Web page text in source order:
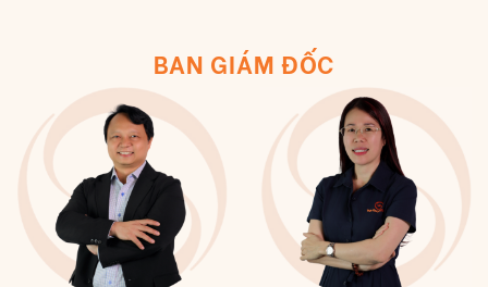
BAN GIÁM ĐỐC